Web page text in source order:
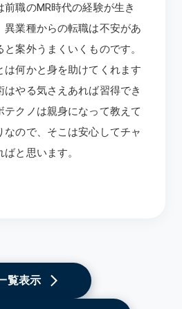
前職のMR時代の経験が生き
異業種からの転職は不安があ
案外うまくいくものです。
は何かと身を助けてくれます
はやる気さえあれば習得でき
テクノは親身になって教えて
なので、そこは安心してチャ
と思います。
覧表示